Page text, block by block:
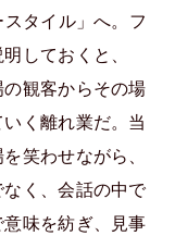
タイル」へ。フ
しておくと、
の観客からその場
く離れ業だ。当
笑わせながら、
く、会話の中で
味を紡ぎ、見事